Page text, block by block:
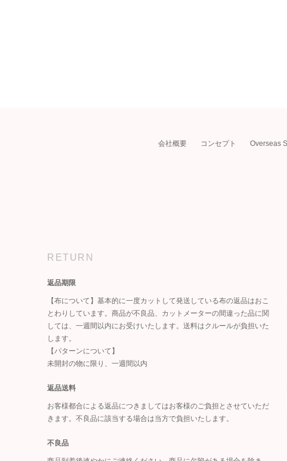
会社概要 コンセプト Overseas
RETURN
返品期限
【布について】基本的に一度カットして発送している布の返品はおこ
とわりしています。商品が不良品、カットメーターの間違った品に関
しては、一週間以内にお受けいたします。送料はクルールが負担いた
します。
【パターンについて】
未開封の物に限り、一週間以内
返品送料
お客様都合による返品につきましてはお客様のご負担とさせていただ
きます。不良品に該当する場合は当方で負担いたします。
不良品